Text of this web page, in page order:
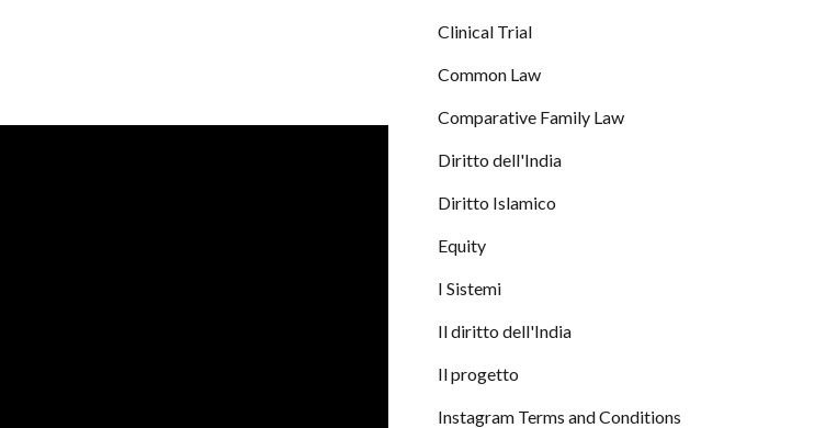
Clinical Trial
Common Law
Comparative Family Law
Diritto dell'India
Diritto Islamico
Equity
I Sistemi
Il diritto dell'India
Il progetto
Instagram Terms and Conditions